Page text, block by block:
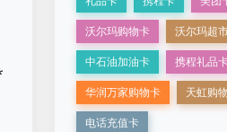
沃尔玛购物卡 沃尔玛超
中石油加油卡 携程礼品
华润万家购物卡 天虹购
电话充值卡